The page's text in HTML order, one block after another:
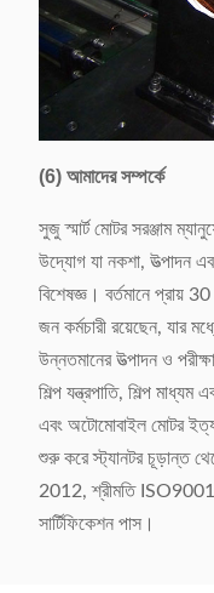
(6) আমাদের সম্পর্কে
সুজু স্মার্ট মোটর সরঞ্জাম
উদ্যোগ যা নকশা, উত্পাদন
বিশেষজ্ঞ। বর্তমানে প্রায়
জন কর্মচারী রয়েছেন, যার
উন্নতমানের উত্পাদন ও
শিল্প যন্ত্রপাতি, শিল্প
এবং অটোমোবাইল মোটর
শুরু করে স্ট্যানটর চূড়ান্ত
2012, শ্রীমতি ISO9001:
সার্টিফিকেশন পাস।